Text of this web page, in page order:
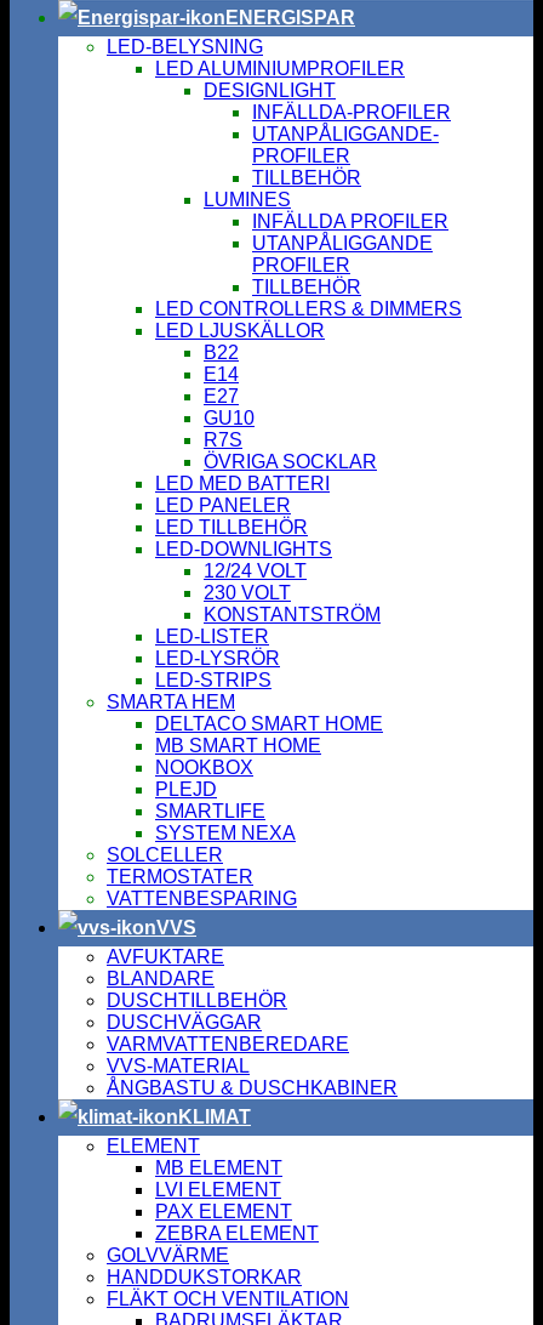
ENERGISPAR
LED-BELYSNING
LED ALUMINIUMPROFILER
DESIGNLIGHT
INFÄLLDA-PROFILER
UTANPÅLIGGANDE-
PROFILER
TILLBEHÖR
LUMINES
INFÄLLDA PROFILER
UTANPÅLIGGANDE
PROFILER
TILLBEHÖR
LED CONTROLLERS & DIMMERS
LED LJUSKÄLLOR
B22
E14
E27
GU10
R7S
ÖVRIGA SOCKLAR
LED MED BATTERI
LED PANELER
LED TILLBEHÖR
LED-DOWNLIGHTS
12/24 VOLT
230 VOLT
KONSTANTSTRÖM
LED-LISTER
LED-LYSRÖR
LED-STRIPS
SMARTA HEM
DELTACO SMART HOME
MB SMART HOME
NOOKBOX
PLEJD
SMARTLIFE
SYSTEM NEXA
SOLCELLER
TERMOSTATER
VATTENBESPARING
VVS
AVFUKTARE
BLANDARE
DUSCHTILLBEHÖR
DUSCHVÄGGAR
VARMVATTENBEREDARE
VVS-MATERIAL
ÅNGBASTU & DUSCHKABINER
KLIMAT
ELEMENT
MB ELEMENT
LVI ELEMENT
PAX ELEMENT
ZEBRA ELEMENT
GOLVVÄRME
HANDDUKSTORKAR
FLÄKT OCH VENTILATION
BADRUMSFLÄKTAR